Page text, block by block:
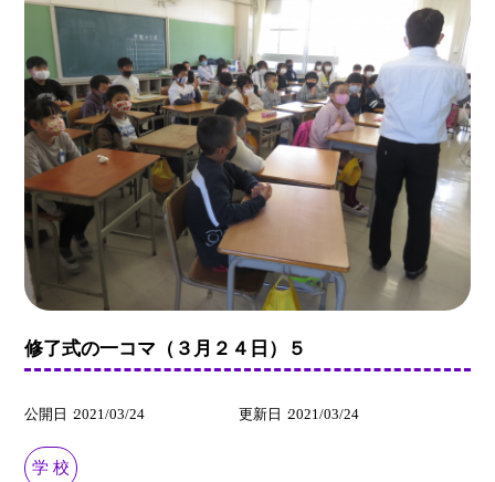
修了式の一コマ（３月２４日）５
公開日 2021/03/24 更新日 2021/03/24
学 校